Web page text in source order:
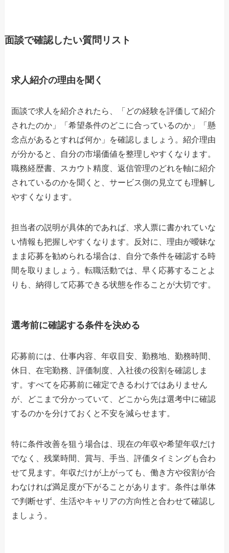
面談で確認したい質問リスト
求人紹介の理由を聞く
面談で求人を紹介されたら、「どの経験を評価して紹介
されたのか」「希望条件のどこに合っているのか」「懸
念点があるとすれば何か」を確認しましょう。紹介理由
が分かると、自分の市場価値を整理しやすくなります。
職務経歴書、スカウト精度、返信管理のどれを軸に紹介
されているのかを聞くと、サービス側の見立ても理解し
やすくなります。
担当者の説明が具体的であれば、求人票に書かれていな
い情報も把握しやすくなります。反対に、理由が曖昧な
まま応募を勧められる場合は、自分で条件を確認する時
間を取りましょう。転職活動では、早く応募することよ
りも、納得して応募できる状態を作ることが大切です。
選考前に確認する条件を決める
応募前には、仕事内容、年収目安、勤務地、勤務時間、
休日、在宅勤務、評価制度、入社後の役割を確認しま
す。すべてを応募前に確定できるわけではありません
が、どこまで分かっていて、どこから先は選考中に確認
するのかを分けておくと不安を減らせます。
特に条件改善を狙う場合は、現在の年収や希望年収だけ
でなく、残業時間、賞与、手当、評価タイミングも合わ
せて見ます。年収だけが上がっても、働き方や役割が合
わなければ満足度が下がることがあります。条件は単体
で判断せず、生活やキャリアの方向性と合わせて確認し
ましょう。